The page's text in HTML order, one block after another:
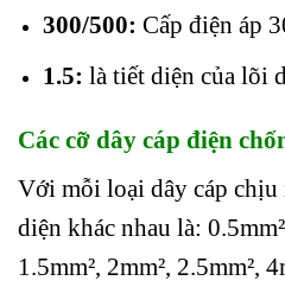
300/500: Cấp điện áp
1.5: là tiết diện của lõi
Các cỡ dây cáp điện
Với mỗi loại dây cáp chịu
diện khác nhau là:
1.5mm², 2mm², 2.5mm²,